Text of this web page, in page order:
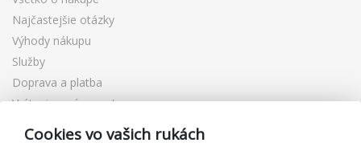
Najčastejšie otázky
Výhody nákupu
Služby
Doprava a platba
Vrátenie a výmena tovaru
Reklamácia
Darčekové poukážky
Cookies vo vašich rukách